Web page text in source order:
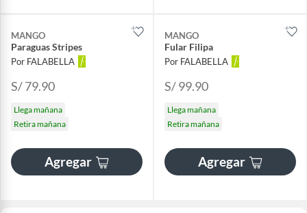
MANGO
Paraguas Stripes
Por FALABELLA
S/ 79.90
Llega mañana
Retira mañana
Agregar
MANGO
Fular Filipa
Por FALABELLA
S/ 99.90
Llega mañana
Retira mañana
Agregar